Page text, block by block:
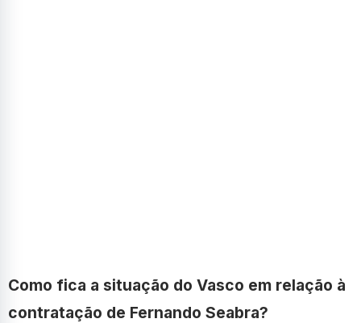
Como fica a situação do Vasco em relação à
contratação de Fernando Seabra?